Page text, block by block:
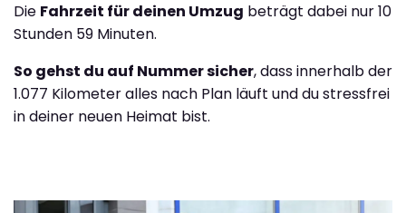
Die Fahrzeit für deinen Umzug beträgt dabei nur 10
Stunden 59 Minuten.
So gehst du auf Nummer sicher, dass innerhalb der
1.077 Kilometer alles nach Plan läuft und du stressfrei
in deiner neuen Heimat bist.